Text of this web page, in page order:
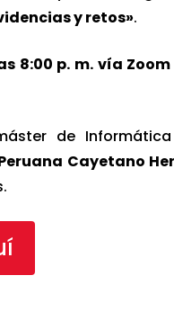
y retos».
8:00 p. m. vía Zoom
de
Cayetano